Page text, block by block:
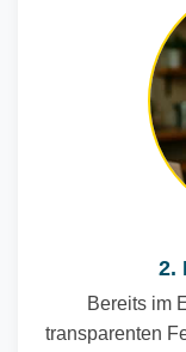
2.
Bereits im
transparenten